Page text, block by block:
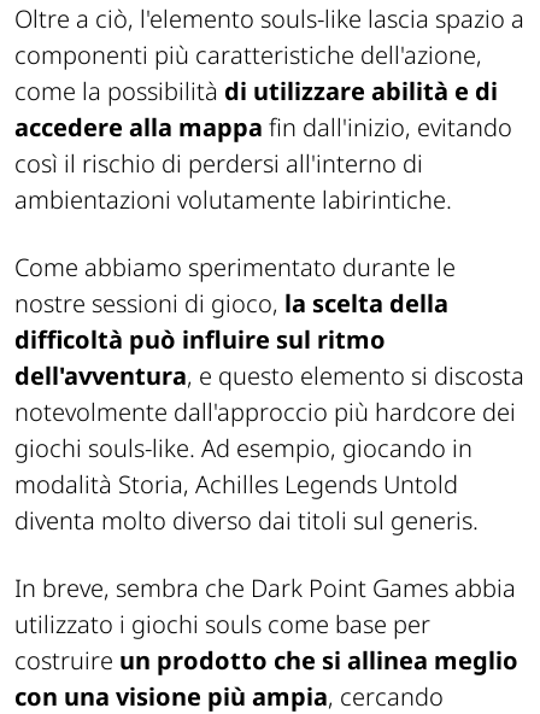
Oltre a ciò, l'elemento souls-like lascia spazio a
componenti più caratteristiche dell'azione,
come la possibilità di utilizzare abilità e di
accedere alla mappa fin dall'inizio, evitando
così il rischio di perdersi all'interno di
ambientazioni volutamente labirintiche.
Come abbiamo sperimentato durante le
nostre sessioni di gioco, la scelta della
difficoltà può influire sul ritmo
dell'avventura, e questo elemento si discosta
notevolmente dall'approccio più hardcore dei
giochi souls-like. Ad esempio, giocando in
modalità Storia, Achilles Legends Untold
diventa molto diverso dai titoli sul generis.
In breve, sembra che Dark Point Games abbia
utilizzato i giochi souls come base per
costruire un prodotto che si allinea meglio
con una visione più ampia, cercando